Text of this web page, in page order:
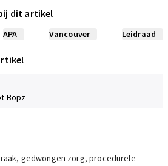
dit artikel
APA Vancouver Leidraad
Bopz
gedwongen zorg, procedurele